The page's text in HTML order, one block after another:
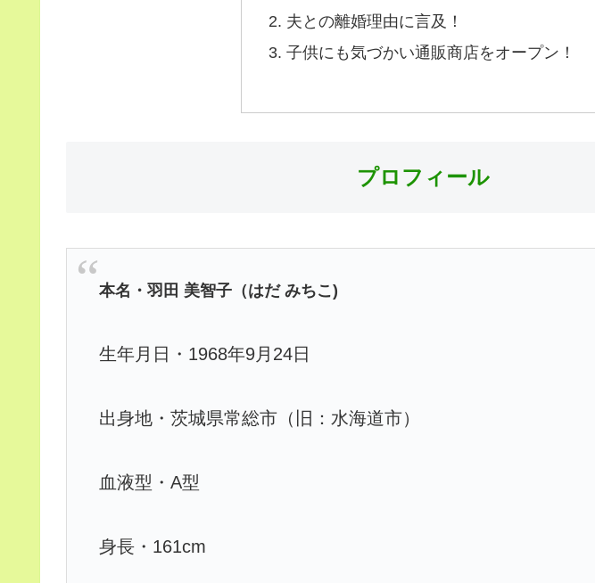
夫との離婚理由に言及！
子供にも気づかい通販商店をオープン！
プロフィール
本名・羽田 美智子（はだ みちこ)
生年月日・1968年9月24日
出身地・茨城県常総市（旧：水海道市）
血液型・A型
身長・161cm